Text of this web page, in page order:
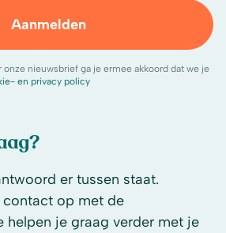
er tussen staat.
op met de
helpen je graag verder met je
Aanmelden
onze nieuwsbrief ga je ermee akkoord dat we je
en privacy policy